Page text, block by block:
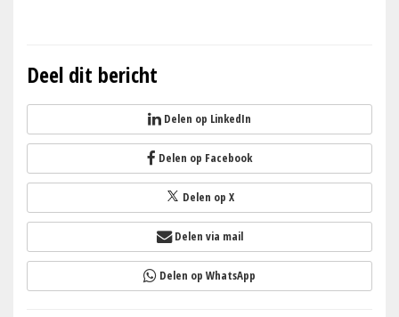
Deel dit bericht
Delen op LinkedIn
Delen op Facebook
Delen op X
Delen via mail
Delen op WhatsApp